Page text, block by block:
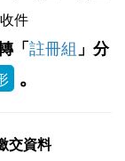
件
「 註冊組 」分
。
交資料